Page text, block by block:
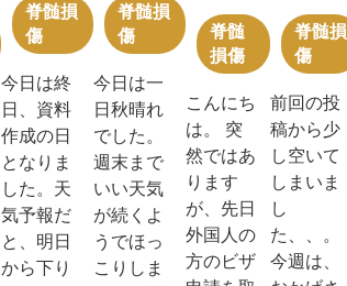
脊髄損
傷
今日は終
日、資料
作成の日
となりま
した。天
気予報だ
と、明日
から下り
脊髄損
傷
今日は一
日秋晴れ
でした。
週末まで
いい天気
が続くよ
うでほっ
こりしま
脊髄
損傷
こんにち
は。 突
然ではあ
ります
が、先日
外国人の
方のビザ
脊髄損
傷
前回の投
稿から少
し空いて
しまいま
し
た、、。
今週は、